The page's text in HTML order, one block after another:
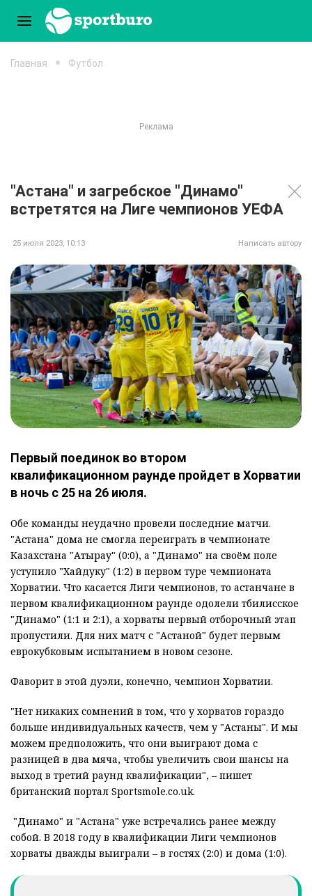
Главная Футбол
"Астана" и загребское "Динамо"
встретятся на Лиге чемпионов УЕФА
25 июля 2023, 10:13 Написать автору
Первый поединок во втором
квалификационном раунде пройдет в Хорватии
в ночь с 25 на 26 июля.
Обе команды неудачно провели последние матчи.
"Астана" дома не смогла переиграть в чемпионате
Казахстана "Атырау" (0:0), а "Динамо" на своём поле
уступило "Хайдуку" (1:2) в первом туре чемпионата
Хорватии. Что касается Лиги чемпионов, то астанчане в
первом квалификационном раунде одолели тбилисское
"Динамо" (1:1 и 2:1), а хорваты первый отборочный этап
пропустили. Для них матч с "Астаной" будет первым
еврокубковым испытанием в новом сезоне.
Фаворит в этой дуэли, конечно, чемпион Хорватии.
"Нет никаких сомнений в том, что у хорватов гораздо
больше индивидуальных качеств, чем у "Астаны". И мы
можем предположить, что они выиграют дома с
разницей в два мяча, чтобы увеличить свои шансы на
выход в третий раунд квалификации", – пишет
британский портал Sportsmole.co.uk.
"Динамо" и "Астана" уже встречались ранее между
собой. В 2018 году в квалификации Лиги чемпионов
хорваты дважды выиграли – в гостях (2:0) и дома (1:0).